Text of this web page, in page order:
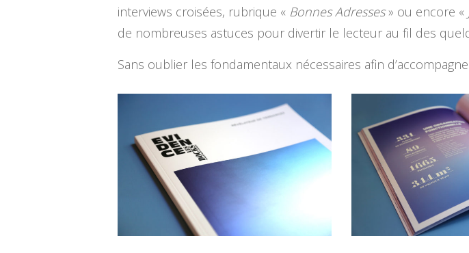
interviews croisées, rubrique « Bonnes Adresses» ou encore «
de nombreuses astuces pour divertir le lecteur au fil des
Sans oublier les fondamentaux nécessaires afin